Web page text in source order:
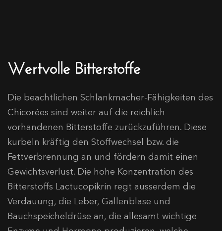
Wertvolle Bitterstoffe
Die beachtlichen Schlankmacher-Fähigkeiten des
Chicorées sind weiter auf die reichlich
vorhandenen Bitterstoffe zurückzuführen. Diese
kurbeln kräftig den Stoffwechsel bzw. die
Fettverbrennung an und fördern damit einen
Gewichtsverlust. Die hohe Konzentration des
Bitterstoffs Lactucopikrin regt ausserdem die
Verdauung, die Leber, Gallenblase und
Bauchspeicheldrüse an, die allesamt wichtige